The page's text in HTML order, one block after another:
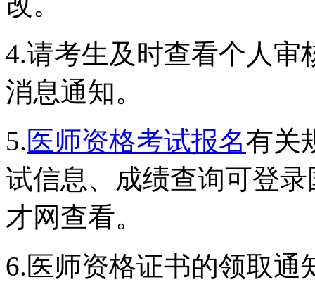
4.请考生及时查看个人审
消息通知。
5.医师资格考试报名有关
试信息、成绩查询可登
才网查看。
6.医师资格证书的领取